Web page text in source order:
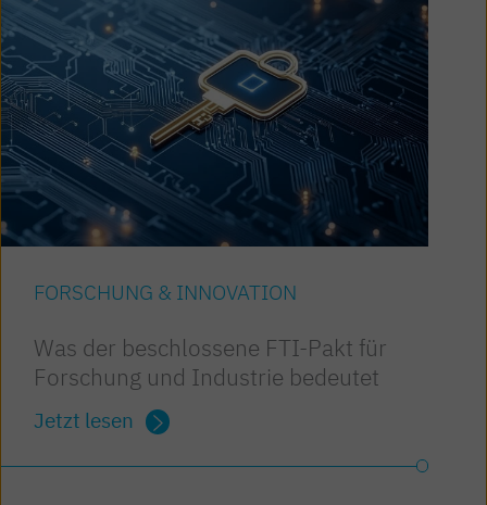
FORSCHUNG & INNOVATION
Was der beschlossene FTI-Pakt für
Forschung und Industrie bedeutet
Jetzt lesen